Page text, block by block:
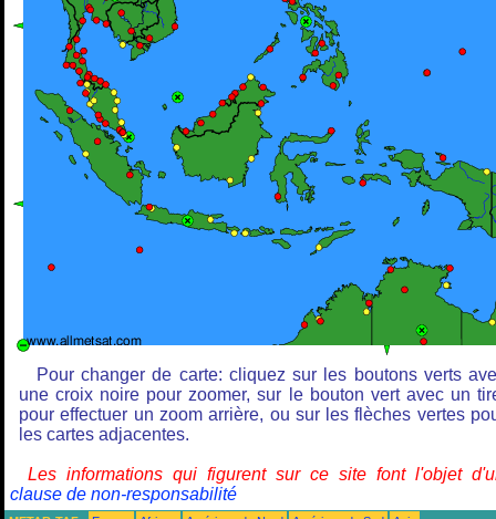
Pour changer de carte: cliquez sur les boutons verts
une croix noire pour zoomer, sur le bouton vert avec un
pour effectuer un zoom arrière, ou sur les flèches vertes
les cartes adjacentes.
Les informations qui figurent sur ce site font l'objet
clause de non-responsabilité